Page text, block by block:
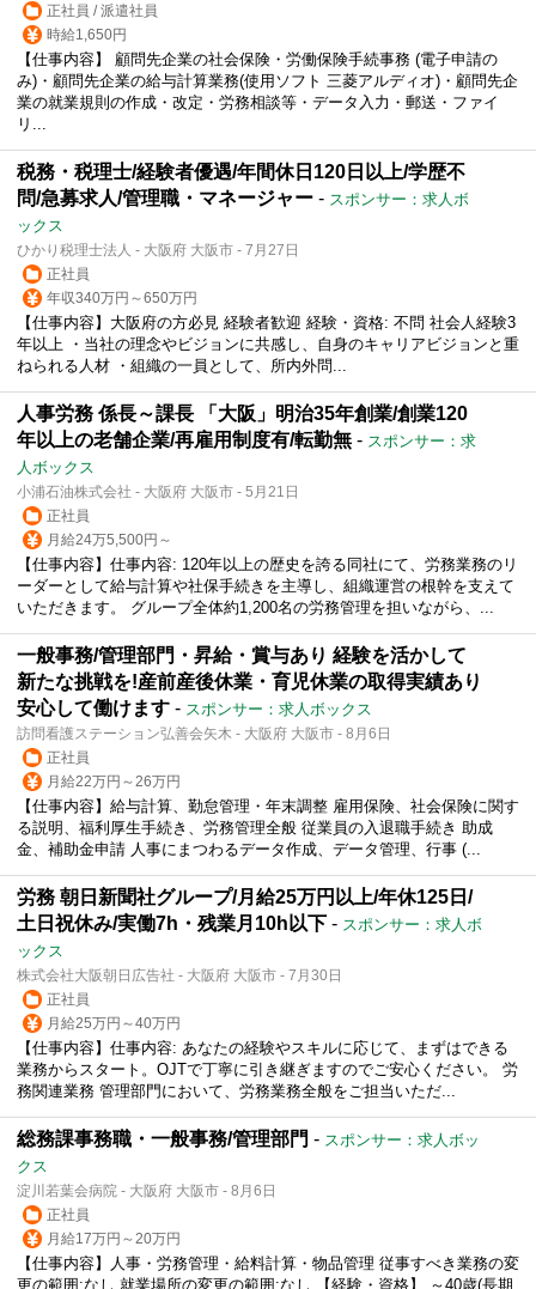
正社員 / 派遣社員
時給1,650円
【仕事内容】 顧問先企業の社会保険・労働保険手続事務 (電子申請の
み)・顧問先企業の給与計算業務(使用ソフト 三菱アルディオ)・顧問先企
業の就業規則の作成・改定・労務相談等・データ入力・郵送・ファイ
リ...
税務・税理士/経験者優遇/年間休日120日以上/学歴不
問/急募求人/管理職・マネージャー - スポンサー：求人ボ
ックス
ひかり税理士法人 - 大阪府 大阪市 - 7月27日
正社員
年収340万円～650万円
【仕事内容】大阪府の方必見 経験者歓迎 経験・資格: 不問 社会人経験3
年以上 ・当社の理念やビジョンに共感し、自身のキャリアビジョンと重
ねられる人材 ・組織の一員として、所内外問...
人事労務 係長～課長 「大阪」明治35年創業/創業120
年以上の老舗企業/再雇用制度有/転勤無 - スポンサー：求
人ボックス
小浦石油株式会社 - 大阪府 大阪市 - 5月21日
正社員
月給24万5,500円～
【仕事内容】仕事内容: 120年以上の歴史を誇る同社にて、労務業務のリ
ーダーとして給与計算や社保手続きを主導し、組織運営の根幹を支えて
いただきます。 グループ全体約1,200名の労務管理を担いながら、...
一般事務/管理部門・昇給・賞与あり 経験を活かして
新たな挑戦を!産前産後休業・育児休業の取得実績あり
安心して働けます - スポンサー：求人ボックス
訪問看護ステーション弘善会矢木 - 大阪府 大阪市 - 8月6日
正社員
月給22万円～26万円
【仕事内容】給与計算、勤怠管理・年末調整 雇用保険、社会保険に関す
る説明、福利厚生手続き、労務管理全般 従業員の入退職手続き 助成
金、補助金申請 人事にまつわるデータ作成、データ管理、行事 (...
労務 朝日新聞社グループ/月給25万円以上/年休125日/
土日祝休み/実働7h・残業月10h以下 - スポンサー：求人ボ
ックス
株式会社大阪朝日広告社 - 大阪府 大阪市 - 7月30日
正社員
月給25万円～40万円
【仕事内容】仕事内容: あなたの経験やスキルに応じて、まずはできる
業務からスタート。OJTで丁寧に引き継ぎますのでご安心ください。 労
務関連業務 管理部門において、労務業務全般をご担当いただ...
総務課事務職・一般事務/管理部門 - スポンサー：求人ボッ
クス
淀川若葉会病院 - 大阪府 大阪市 - 8月6日
正社員
月給17万円～20万円
【仕事内容】人事・労務管理・給料計算・物品管理 従事すべき業務の変
更の範囲:なし 就業場所の変更の範囲:なし 【経験・資格】 ～40歳(長期